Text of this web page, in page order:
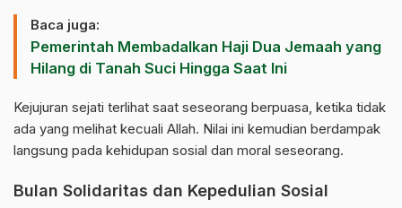
Baca juga:
Pemerintah Membadalkan Haji Dua Jemaah yang
Hilang di Tanah Suci Hingga Saat Ini
Kejujuran sejati terlihat saat seseorang berpuasa, ketika tidak
ada yang melihat kecuali Allah. Nilai ini kemudian berdampak
langsung pada kehidupan sosial dan moral seseorang.
Bulan Solidaritas dan Kepedulian Sosial